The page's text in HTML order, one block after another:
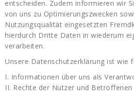
entscheiden. Zudem informieren wir
von uns zu Optimierungszwecken
Nutzungsqualität eingesetzten
hierdurch Dritte Daten in wiederum
verarbeiten.
Unsere Datenschutzerklärung ist wie
I. Informationen über uns als
II. Rechte der Nutzer und Betroffenen